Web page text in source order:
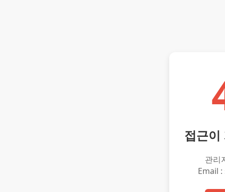
접근이
관리
Email